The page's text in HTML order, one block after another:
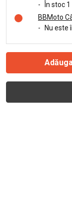
-
În stoc
BBMoto
-
Nu este